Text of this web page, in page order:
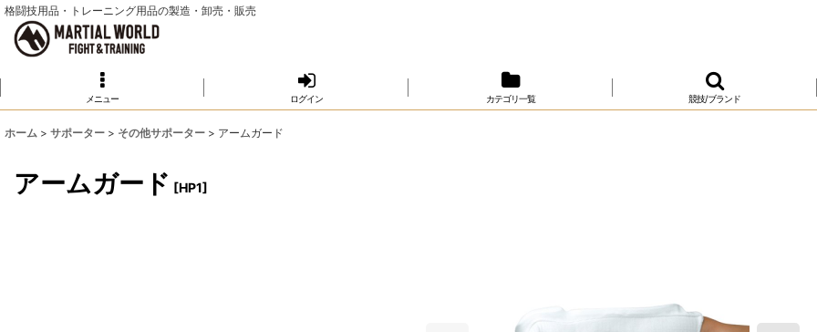
格闘技用品・トレーニング用品の製造・卸売・販売
メニュー ログイン カテゴリ一覧 競技/ブランド
ホーム > サポーター > その他サポーター > アームガード
アームガード [HP1]